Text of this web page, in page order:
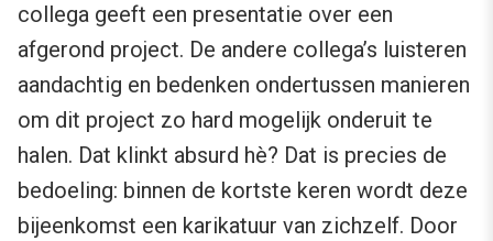
collega geeft een presentatie over een
afgerond project. De andere collega’s luisteren
aandachtig en bedenken ondertussen manieren
om dit project zo hard mogelijk onderuit te
halen. Dat klinkt absurd hè? Dat is precies de
bedoeling: binnen de kortste keren wordt deze
bijeenkomst een karikatuur van zichzelf. Door